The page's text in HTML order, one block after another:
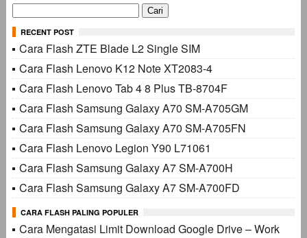
Cari
untuk:
RECENT POST
Cara Flash ZTE Blade L2 Single SIM
Cara Flash Lenovo K12 Note XT2083-4
Cara Flash Lenovo Tab 4 8 Plus TB-8704F
Cara Flash Samsung Galaxy A70 SM-A705GM
Cara Flash Samsung Galaxy A70 SM-A705FN
Cara Flash Lenovo Legion Y90 L71061
Cara Flash Samsung Galaxy A7 SM-A700H
Cara Flash Samsung Galaxy A7 SM-A700FD
CARA FLASH PALING POPULER
Cara Mengatasi Limit Download Google Drive – Work